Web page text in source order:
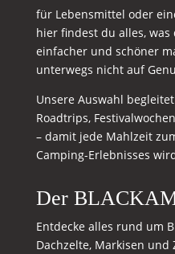
für Lebensmittel oder
hier findest du alles, was
einfacher und schöner
unterwegs nicht auf
Unsere Auswahl
Roadtrips,
– damit jede Mahlzeit
Camping-Erlebnisses
Der
Entdecke alles rund um
Dachzelte, Markisen